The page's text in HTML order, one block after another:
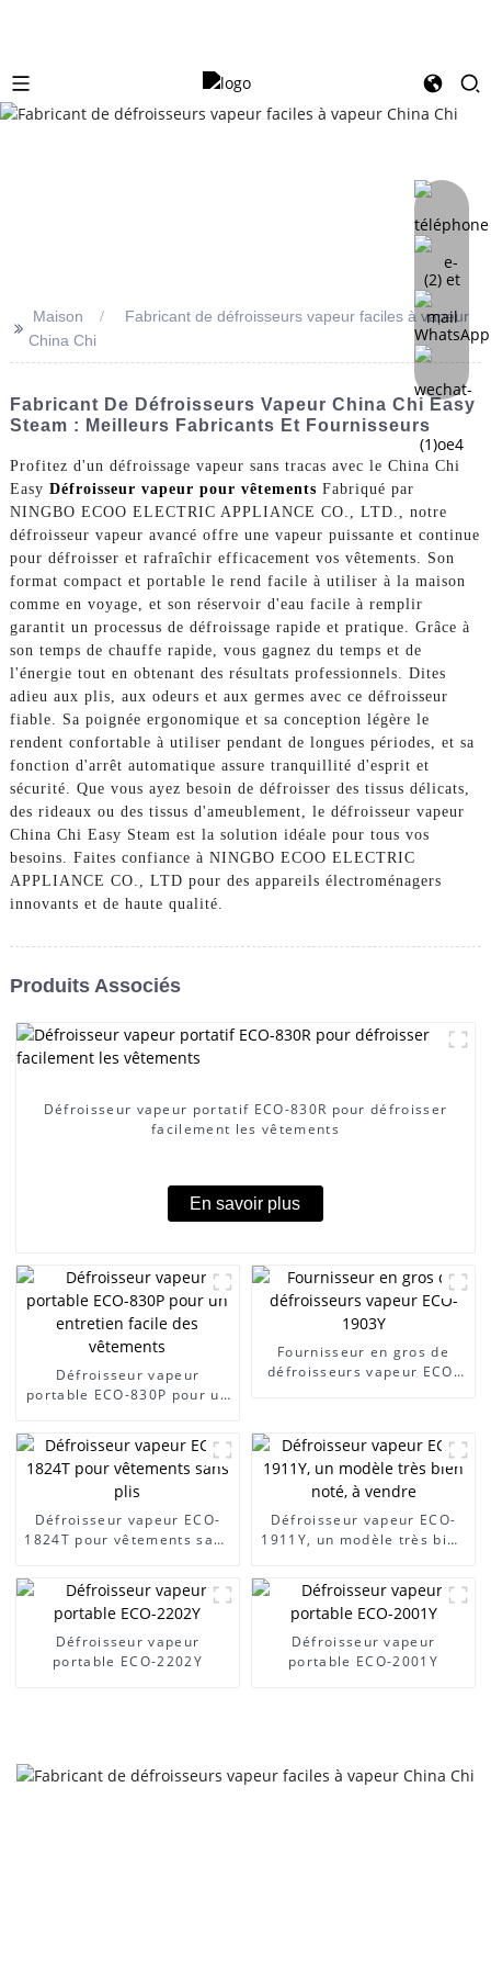
>> Maison
Fabricant de défroisseurs vapeur faciles à vapeur
China Chi
Fabricant De Défroisseurs Vapeur China Chi Easy
Steam : Meilleurs Fabricants Et Fournisseurs
Profitez d'un défroissage vapeur sans tracas avec le China Chi
Easy Défroisseur vapeur pour vêtements Fabriqué par
NINGBO ECOO ELECTRIC APPLIANCE CO., LTD., notre
défroisseur vapeur avancé offre une vapeur puissante et continue
pour défroisser et rafraîchir efficacement vos vêtements. Son
format compact et portable le rend facile à utiliser à la maison
comme en voyage, et son réservoir d'eau facile à remplir
garantit un processus de défroissage rapide et pratique. Grâce à
son temps de chauffe rapide, vous gagnez du temps et de
l'énergie tout en obtenant des résultats professionnels. Dites
adieu aux plis, aux odeurs et aux germes avec ce défroisseur
fiable. Sa poignée ergonomique et sa conception légère le
rendent confortable à utiliser pendant de longues périodes, et sa
fonction d'arrêt automatique assure tranquillité d'esprit et
sécurité. Que vous ayez besoin de défroisser des tissus délicats,
des rideaux ou des tissus d'ameublement, le défroisseur vapeur
China Chi Easy Steam est la solution idéale pour tous vos
besoins. Faites confiance à NINGBO ECOO ELECTRIC
APPLIANCE CO., LTD pour des appareils électroménagers
innovants et de haute qualité.
Produits Associés
Défroisseur vapeur portatif ECO-830R pour défroisser
facilement les vêtements
En savoir plus
Défroisseur vapeur
portable ECO-830P pour un
Fournisseur en gros de
défroisseurs vapeur ECO-
Défroisseur vapeur ECO-
1824T pour vêtements sans
Défroisseur vapeur ECO-
1911Y, un modèle très bien
Défroisseur vapeur
portable ECO-2202Y
Défroisseur vapeur
portable ECO-2001Y